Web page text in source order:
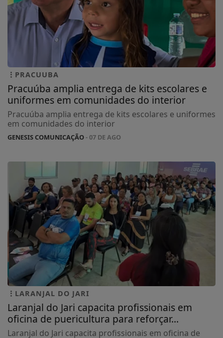
PRACUUBA
Pracuúba amplia entrega de kits escolares e
uniformes em comunidades do interior
Pracuúba amplia entrega de kits escolares e uniformes
em comunidades do interior
GENESIS COMUNICAÇÃO- 07 DE AGO
LARANJAL DO JARI
Laranjal do Jari capacita profissionais em
oficina de puericultura para reforçar...
Laranjal do Jari capacita profissionais em oficina de